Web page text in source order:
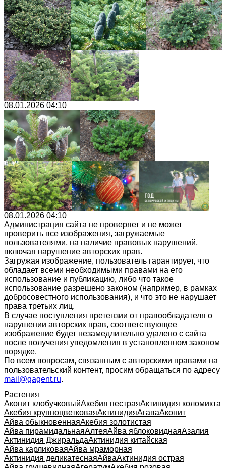
08.01.2026 04:10
08.01.2026 04:10
Администрация сайта не проверяет и не может
проверить все изображения, загружаемые
пользователями, на наличие правовых нарушений,
включая нарушение авторских прав.
Загружая изображение, пользователь гарантирует, что
обладает всеми необходимыми правами на его
использование и публикацию, либо что такое
использование разрешено законом (например, в рамках
добросовестного использования), и что это не нарушает
права третьих лиц.
В случае поступления претензии от правообладателя о
нарушении авторских прав, соответствующее
изображение будет незамедлительно удалено с сайта
после получения уведомления в установленном законом
порядке.
По всем вопросам, связанным с авторскими правами на
пользовательский контент, просим обращаться по адресу
mail@gagent.ru.
Растения
Аконит клобучковыйАкебия пестраяАктинидия коломикта
Акебия крупноцветковаяАктинидияАгаваАконит
Айва обыкновеннаяАкебия золотистая
Айва пирамидальнаяАлтеяАйва яблоковиднаяАзалия
Актинидия ДжиральдаАктинидия китайская
Айва карликоваяАйва мраморная
Актинидия деликатеснаяАйваАктинидия острая